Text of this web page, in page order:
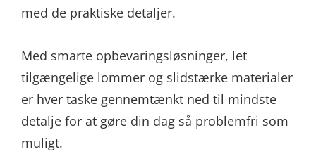
med de praktiske detaljer.
Med smarte opbevaringsløsninger, let
tilgængelige lommer og slidstærke materialer
er hver taske gennemtænkt ned til mindste
detalje for at gøre din dag så problemfri som
muligt.